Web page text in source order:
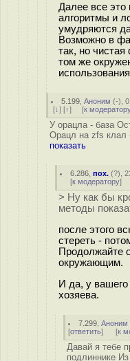
Далее все это
алгоритмы и
умудряются
Возможно в
так, но
том же
5.199 ,Аноним (-),
[↓] [↑] [к
У орацла - база
Орацл на zfs клал
показать
6.286 ,пох. (?),
[к модератору]
> Ну как бы
методы
после этого
стереть -
Продолжайте
окружающим.
И да, у
хозяева.
7.299 ,Аноним
[ответить] [к
Давай я тебе
подлиннике